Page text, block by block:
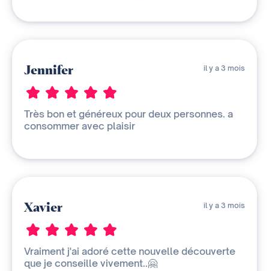
Jennifer il y a 3 mois
Très bon et généreux pour deux personnes. a
consommer avec plaisir
Xavier il y a 3 mois
Vraiment j'ai adoré cette nouvelle découverte
que je conseille vivement..🤗